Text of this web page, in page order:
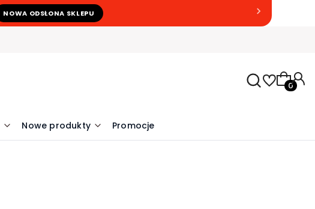
NOWA ODSŁONA SKLEPU
Nowe produkty Promocje